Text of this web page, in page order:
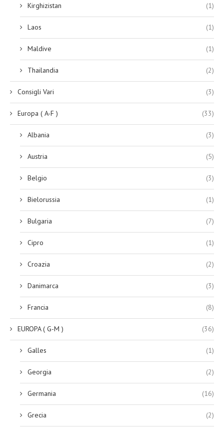
Kirghizistan (1)
Laos (1)
Maldive (1)
Thailandia (2)
Consigli Vari (3)
Europa ( A-F ) (33)
Albania (3)
Austria (5)
Belgio (3)
Bielorussia (1)
Bulgaria (7)
Cipro (1)
Croazia (2)
Danimarca (3)
Francia (8)
EUROPA ( G-M ) (36)
Galles (1)
Georgia (2)
Germania (16)
Grecia (2)